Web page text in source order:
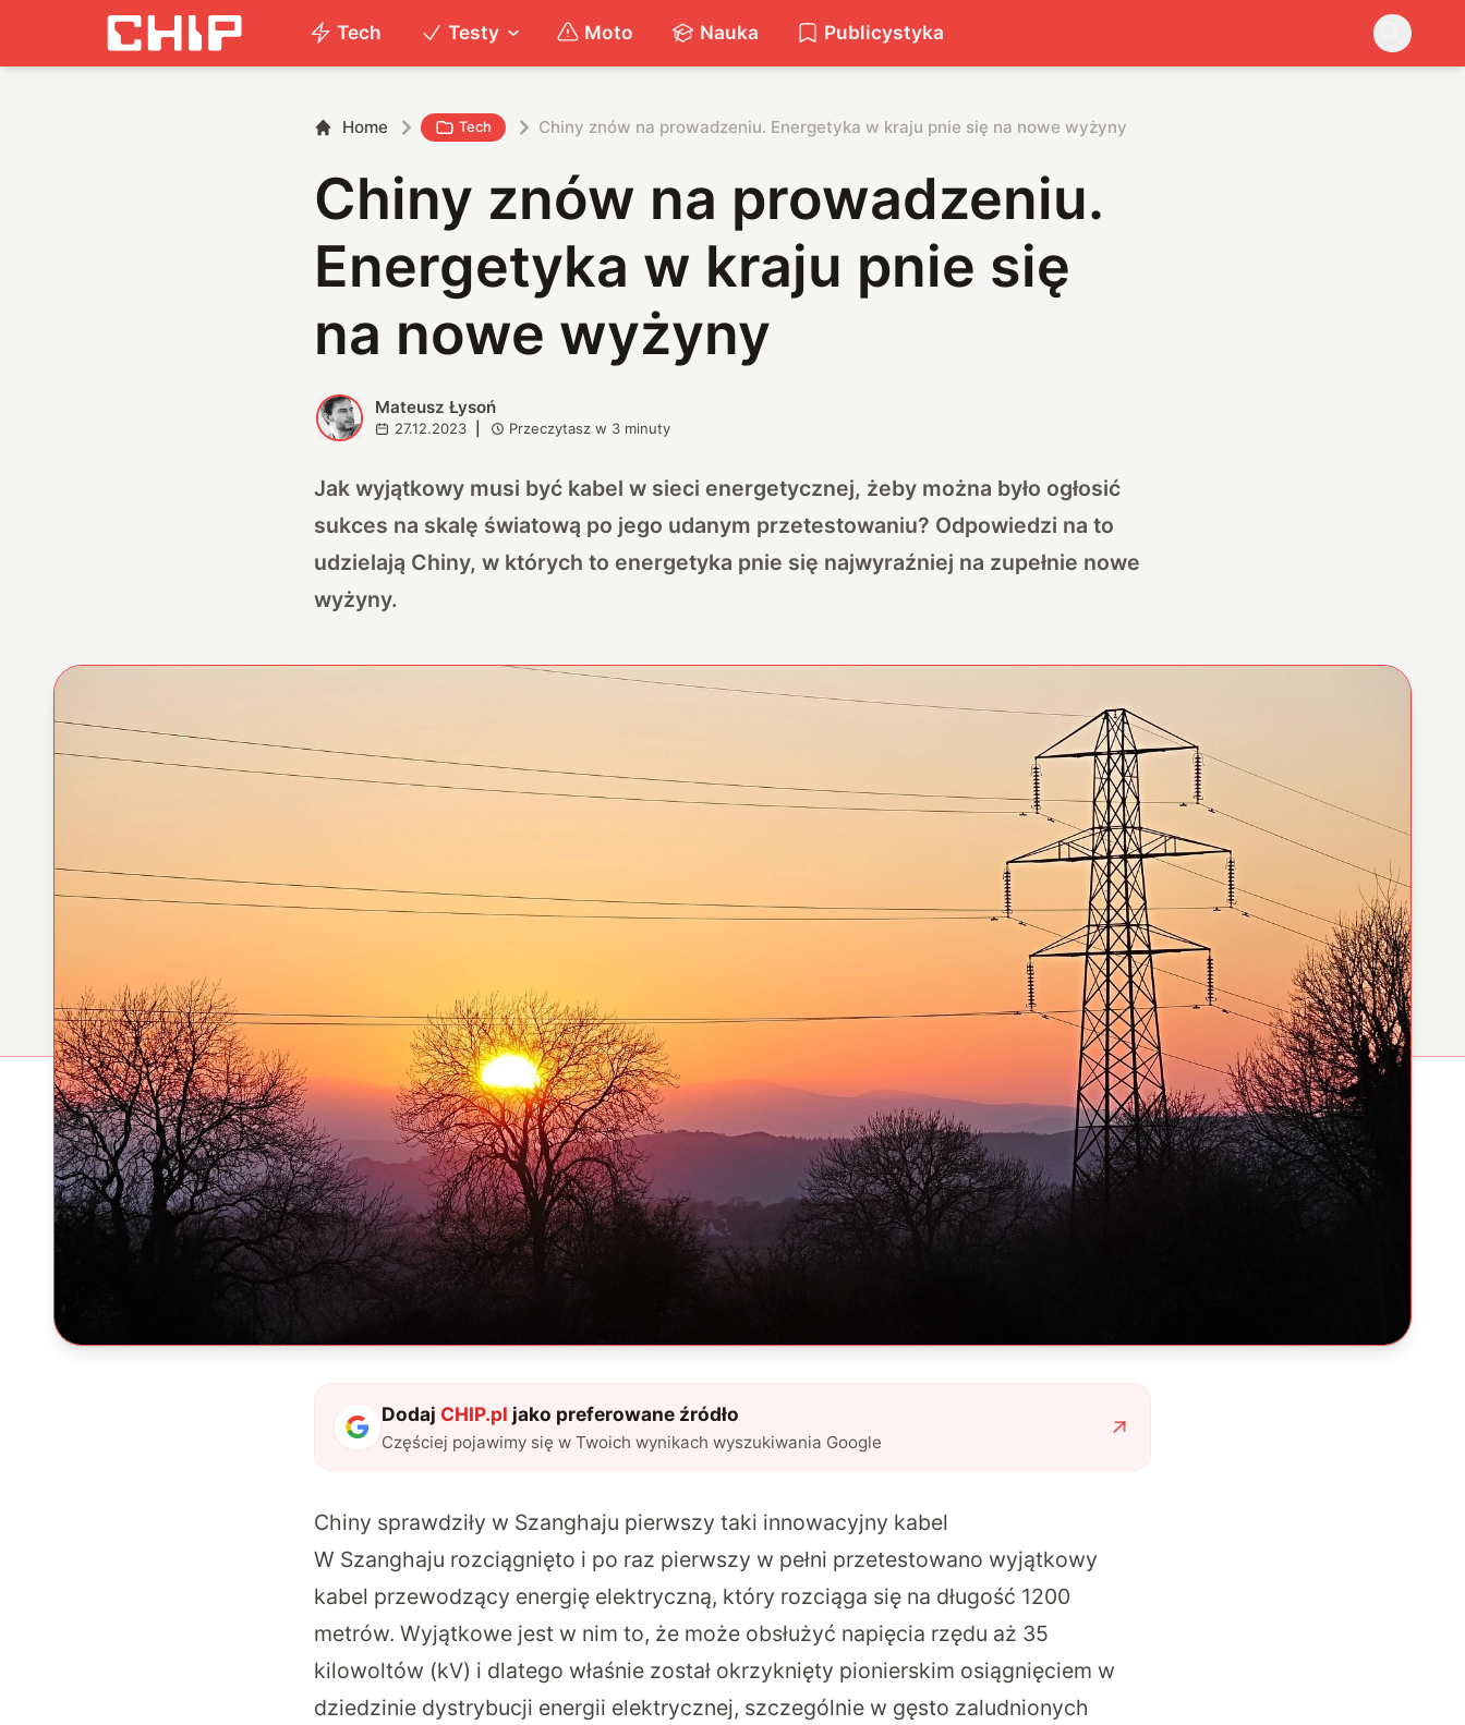
Tech Testy Moto Nauka Publicystyka
Home Tech Chiny znów na prowadzeniu. Energetyka w kraju pnie się na nowe wyżyny
Chiny znów na prowadzeniu.
Energetyka w kraju pnie się
na nowe wyżyny
M Mateusz Łysoń
27.12.2023 Przeczytasz w 3 minuty
Jak wyjątkowy musi być kabel w sieci energetycznej, żeby można było ogłosić
sukces na skalę światową po jego udanym przetestowaniu? Odpowiedzi na to
udzielają Chiny, w których to energetyka pnie się najwyraźniej na zupełnie nowe
wyżyny.
Dodaj CHIP.pl jako preferowane źródło
Częściej pojawimy się w Twoich wynikach wyszukiwania Google
Chiny sprawdziły w Szanghaju pierwszy taki innowacyjny kabel
W Szanghaju rozciągnięto i po raz pierwszy w pełni przetestowano wyjątkowy
kabel przewodzący energię elektryczną, który rozciąga się na długość 1200
metrów. Wyjątkowe jest w nim to, że może obsłużyć napięcia rzędu aż 35
kilowoltów (kV) i dlatego właśnie został okrzyknięty pionierskim osiągnięciem w
dziedzinie dystrybucji energii elektrycznej, szczególnie w gęsto zaludnionych